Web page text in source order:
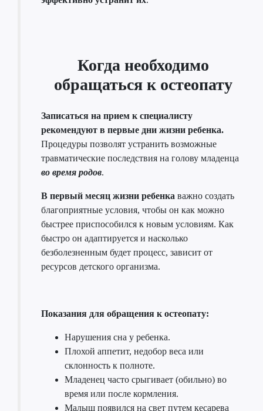
Когда необходимо
обращаться к остеопату
Записаться на прием к специалисту
рекомендуют в первые дни жизни ребенка.
Процедуры позволят устранить возможные
травматические последствия на голову младенца
во время родов.
В первый месяц жизни ребенка важно создать
благоприятные условия, чтобы он как можно
быстрее приспособился к новым условиям. Как
быстро он адаптируется и насколько
безболезненным будет процесс, зависит от
ресурсов детского организма.
Показания для обращения к остеопату:
Нарушения сна у ребенка.
Плохой аппетит, недобор веса или
склонность к полноте.
Младенец часто срыгивает (обильно) во
время или после кормления.
Малыш появился на свет путем кесарева